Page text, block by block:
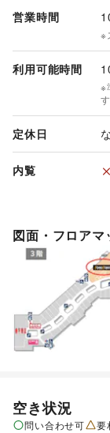
営業時間
※
利用可能時間
※
す
定休日
内覧
図面・フロアマ
空き状況
問い合わせ可 要